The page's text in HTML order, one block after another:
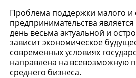
Проблема поддержки малого и
предпринимательства
день весьма актуальной и
зависит экономическое
современных условиях
направлена на всевозможную
среднего бизнеса.